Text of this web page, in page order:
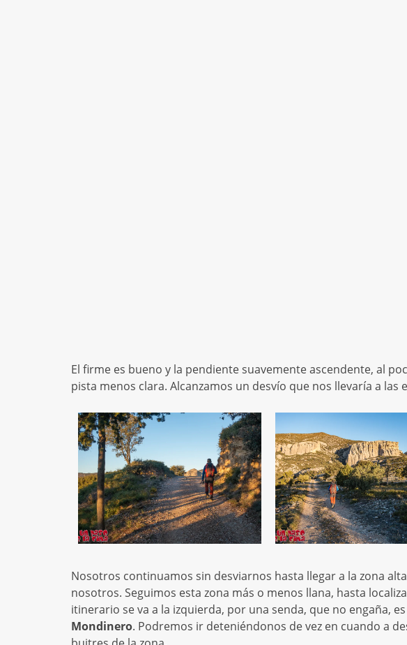
El firme es bueno y la pendiente suavemente ascendente, al
pista menos clara. Alcanzamos un desvío que nos llevaría a las
Nosotros continuamos sin desviarnos hasta llegar a la zona
nosotros. Seguimos esta zona más o menos llana, hasta
itinerario se va a la izquierda, por una senda, que no engaña,
Mondinero. Podremos ir deteniéndonos de vez en cuando a